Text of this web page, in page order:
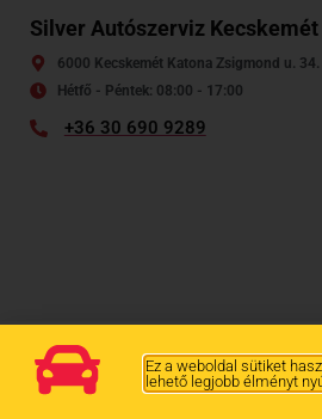
Silver Autószerviz Kecskemét
6000 Kecskemét Katona Zsigmond u. 34.
Hétfő - Péntek: 08:00 - 17:00
+36 30 690 9289
Ez a weboldal sütiket
lehető legjobb élményt